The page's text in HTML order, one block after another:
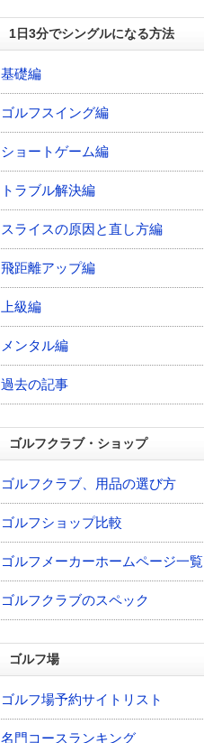
1日3分でシングルになる方法
基礎編
ゴルフスイング編
ショートゲーム編
トラブル解決編
スライスの原因と直し方編
飛距離アップ編
上級編
メンタル編
過去の記事
ゴルフクラブ・ショップ
ゴルフクラブ、用品の選び方
ゴルフショップ比較
ゴルフメーカーホームページ一覧
ゴルフクラブのスペック
ゴルフ場
ゴルフ場予約サイトリスト
名門コースランキング